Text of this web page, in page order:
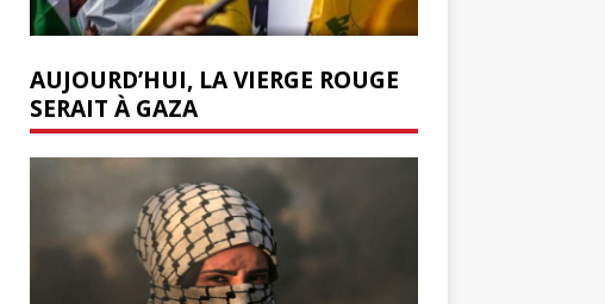
AUJOURD’HUI, LA VIERGE ROUGE
SERAIT À GAZA